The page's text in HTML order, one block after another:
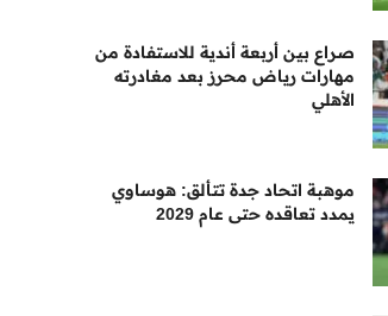
صراع بين أربعة أندية للاستفادة من
مهارات رياض محرز بعد مغادرته
الأهلي
موهبة اتحاد جدة تتألق: هوساوي
يمدد تعاقده حتى عام 2029